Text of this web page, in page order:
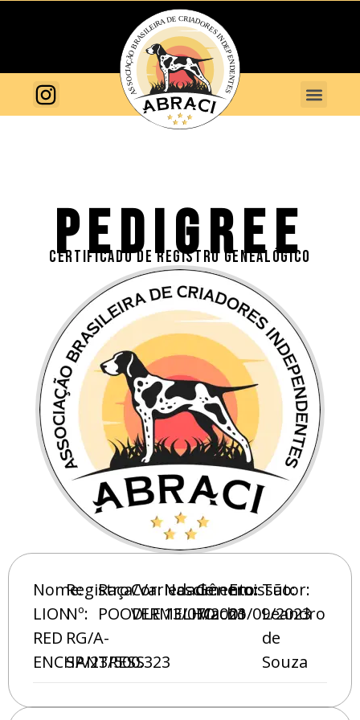
PEDIGREE
CERTIFICADO DE REGISTRO GENEALÓGICO
Nome:
LION
RED
ENCHANTRESS
Registro
Nº:
RG/A-
SP/23/500.323
Raça/Variedade:
POODLE
Cor:
VERMELHO
Nascimento:
13/07/2023
Gênero:
Macho
Emissão:
01/09/2023
Tutor:
Leandro
de
Souza